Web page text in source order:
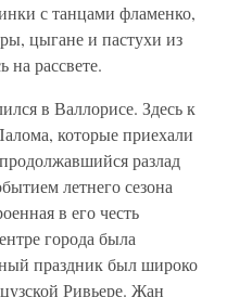
с танцами фламенко,
цыгане и пастухи из
на рассвете.
в Валлорисе. Здесь к
которые приехали
разлад
летнего сезона
в его честь
города была
праздник был широко
Ривьере. Жан